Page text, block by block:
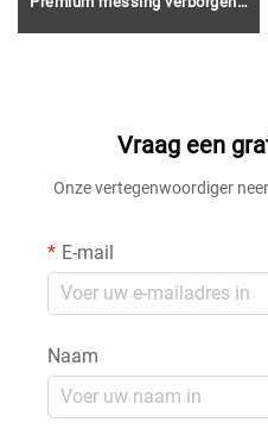
Vraag een
Onze vertegenwoordiger
E-mail
Naam